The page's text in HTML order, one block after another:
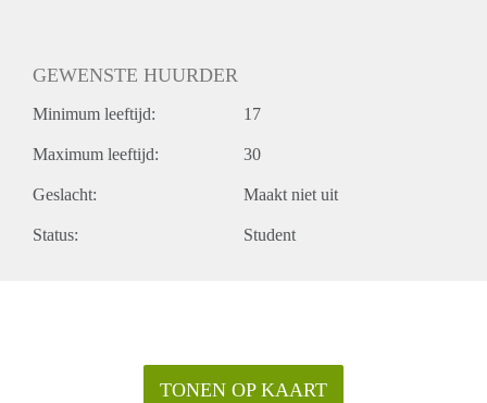
GEWENSTE HUURDER
Minimum leeftijd: 17
Maximum leeftijd: 30
Geslacht: Maakt niet uit
Status: Student
TONEN OP KAART